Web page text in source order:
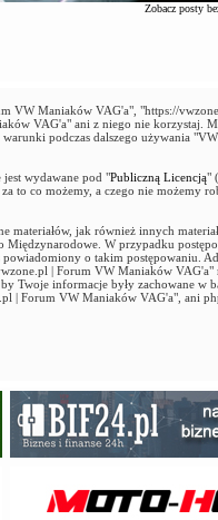
Zobacz posty
VW Maniaków VAG'a", "https://
VAG'a" ani z niego nie korzystaj.
podczas dalszego używania
wydawane pod "Publiczną Licencją"
to co możemy, a czego nie możemy
materiałów, jak również innych
W przypadku
o takim postępowaniu.
| Forum VW Maniaków VAG'a"
Twoje informacje były zachowane w
| Forum VW Maniaków VAG'a", ani